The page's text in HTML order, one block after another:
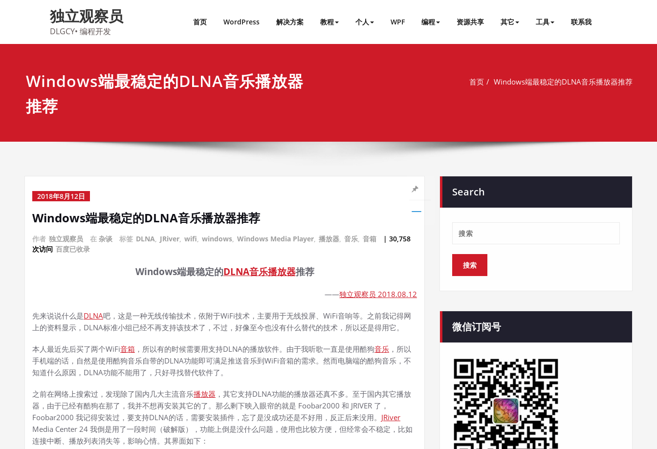
独立观察员
DLGCY• 编程开发
首页 WordPress 解决方案 教程 个人 WPF 编程 资源共享 其它 工具 联系我
Windows端最稳定的DLNA音乐播放器
推荐
首页 Windows端最稳定的DLNA音乐播放器推荐
2018年8月12日
Windows端最稳定的DLNA音乐播放器推荐
作者 独立观察员 在 杂谈 标签 DLNA, JRiver, wifi, windows, Windows Media Player, 播放器, 音乐, 音箱
| 30,758
次访问 百度已收录
Windows端最稳定的DLNA音乐播放器推荐
——独立观察员 2018.08.12
先来说说什么是DLNA吧，这是一种无线传输技术，依附于WiFi技术，主要用于无线投屏、WiFi音响等。之前我记得网
上的资料显示，DLNA标准小组已经不再支持该技术了，不过，好像至今也没有什么替代的技术，所以还是得用它。
本人最近先后买了两个WiFi音箱 ，所以有的时候需要用支持DLNA的播放软件。由于我听歌一直是使用酷狗音乐 ，所以
手机端的话，自然是使用酷狗音乐自带的DLNA功能即可满足推送音乐到WiFi音箱的需求。然而电脑端的酷狗音乐，不
知道什么原因，DLNA功能不能用了，只好寻找替代软件了。
之前在网络上搜索过，发现除了国内几大主流音乐播放器 ，其它支持DLNA功能的播放器还真不多。至于国内其它播放
器，由于已经有酷狗在那了，我并不想再安装其它的了。那么剩下映入眼帘的就是 Foobar2000 和 JRIVER 了，
Foobar2000 我记得安装过，要支持DLNA的话，需要安装插件，忘了是没成功还是不好用，反正后来没用。 JRiver
Media Center 24 我倒是用了一段时间（破解版），功能上倒是没什么问题，使用也比较方便，但经常会不稳定，比如
连接中断、播放列表消失等，影响心情。其界面如下：
Search
微信订阅号